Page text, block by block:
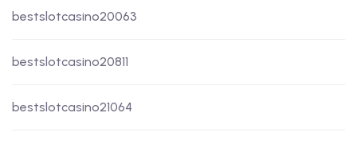
bestslotcasino20063
bestslotcasino20811
bestslotcasino21064